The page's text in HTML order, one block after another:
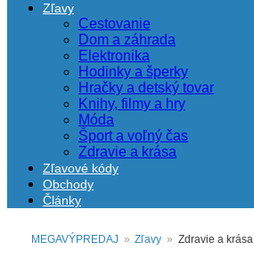
Zľavy
Cestovanie
Dom a záhrada
Elektronika
Hodinky a šperky
Hračky a detský tovar
Knihy, filmy a hry
Móda
Šport a voľný čas
Zdravie a krása
Zľavové kódy
Obchody
Články
MEGAVÝPREDAJ » Zľavy » Zdravie a krása